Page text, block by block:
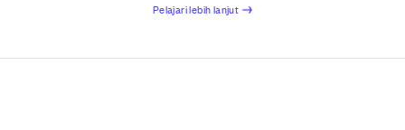
Pelajari lebih lanjut